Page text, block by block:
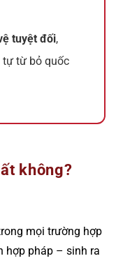
tuyệt đối,
tự từ bỏ quốc
không?
mọi trường hợp
hợp pháp – sinh ra